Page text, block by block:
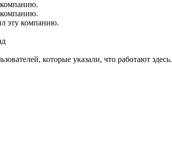
эту компанию.
которые указали, что работают здесь.